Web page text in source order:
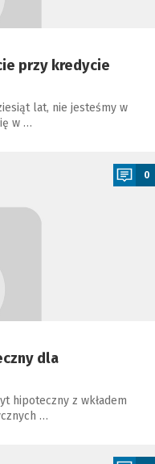
przy kredycie
lat, nie jesteśmy w
w …
0
dla
hipoteczny z wkładem
…